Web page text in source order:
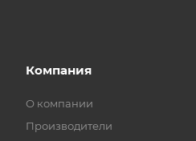
Компания
О компании
Производители